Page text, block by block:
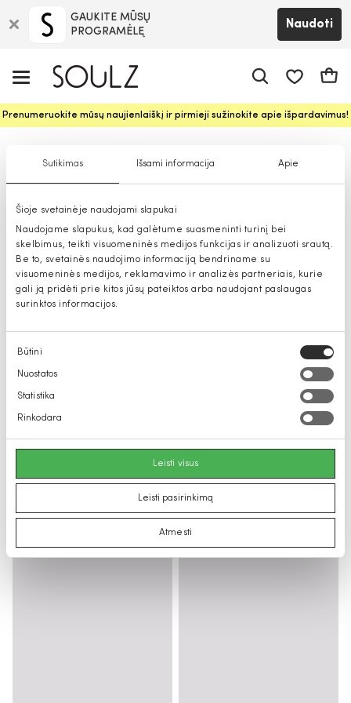
Sutikimas Išsami informacija Apie
Šioje svetainėje naudojami slapukai
Naudojame slapukus, kad galėtume suasmeninti turinį bei
skelbimus, teikti visuomeninės medijos funkcijas ir analizuoti srautą.
Be to, svetainės naudojimo informaciją bendriname su
visuomeninės medijos, reklamavimo ir analizės partneriais, kurie
gali ją pridėti prie kitos jūsų pateiktos arba naudojant paslaugas
surinktos informacijos.
Sutikimo
pasirinkimas
Būtini
Nuostatos
Statistika
Rinkodara
Leisti visus
Leisti pasirinkimą
Atmesti
GAUKITE MŪSŲ
PROGRAMĖLĘ
Naudoti
Prenumeruokite mūsų naujienlaiškį ir pirmieji sužinokite apie išpardavimus!
Džinsai mergaitėms: išpardavimas